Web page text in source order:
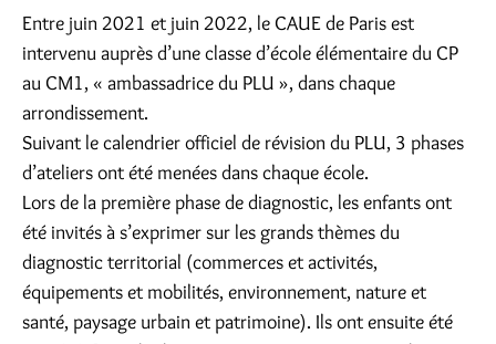
Entre juin 2021 et juin 2022, le CAUE de Paris est
intervenu auprès d’une classe d’école élémentaire du CP
au CM1, « ambassadrice du PLU », dans chaque
arrondissement.
Suivant le calendrier officiel de révision du PLU, 3 phases
d’ateliers ont été menées dans chaque école.
Lors de la première phase de diagnostic, les enfants ont
été invités à s’exprimer sur les grands thèmes du
diagnostic territorial (commerces et activités,
équipements et mobilités, environnement, nature et
santé, paysage urbain et patrimoine). Ils ont ensuite été